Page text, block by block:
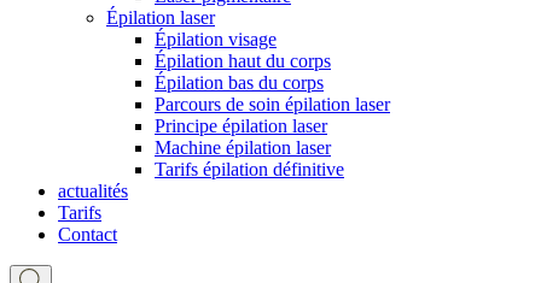
Épilation laser
Épilation visage
Épilation haut du corps
Épilation bas du corps
Parcours de soin épilation laser
Principe épilation laser
Machine épilation laser
Tarifs épilation définitive
actualités
Tarifs
Contact